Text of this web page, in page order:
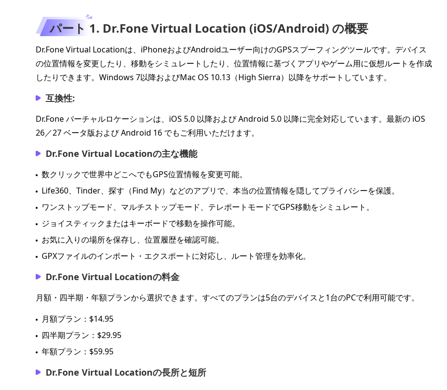
パート 1. Dr.Fone Virtual Location (iOS/Android) の概要
Dr.Fone Virtual Locationは、iPhoneおよびAndroidユーザー向けのGPSスプーフィングツールです。デバイス
の位置情報を変更したり、移動をシミュレートしたり、位置情報に基づくアプリやゲーム用に仮想ルートを作成
したりできます。Windows 7以降およびMac OS 10.13（High Sierra）以降をサポートしています。
互換性:
Dr.Fone バーチャルロケーションは、iOS 5.0 以降および Android 5.0 以降に完全対応しています。最新の iOS
26／27 ベータ版および Android 16 でもご利用いただけます。
Dr.Fone Virtual Locationの主な機能
数クリックで世界中どこへでもGPS位置情報を変更可能。
Life360、Tinder、探す（Find My）などのアプリで、本当の位置情報を隠してプライバシーを保護。
ワンストップモード、マルチストップモード、テレポートモードでGPS移動をシミュレート。
ジョイスティックまたはキーボードで移動を操作可能。
お気に入りの場所を保存し、位置履歴を確認可能。
GPXファイルのインポート・エクスポートに対応し、ルート管理を効率化。
Dr.Fone Virtual Locationの料金
月額・四半期・年額プランから選択できます。すべてのプランは5台のデバイスと1台のPCで利用可能です。
月額プラン：$14.95
四半期プラン：$29.95
年額プラン：$59.95
Dr.Fone Virtual Locationの長所と短所